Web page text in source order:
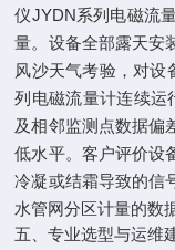
仪JYDN系列电磁流
量。设备全部露天安
风沙天气考验，对设
列电磁流量计连续运
及相邻监测点数据偏
低水平。客户评价设
冷凝或结霜导致的信
水管网分区计量的数
五、专业选型与运维